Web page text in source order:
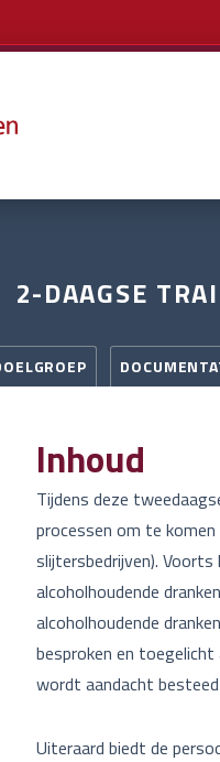
2-DAAGSE
Inhoud
Tijdens deze
processen om te
slijtersbedrijven).
alcoholhoudende
alcoholhoudende
besproken en toegelicht
wordt aandacht
Uiteraard biedt de